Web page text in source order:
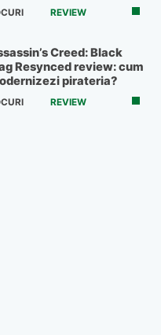
REVIEW
Creed: Black
Resynced review: cum
pirateria?
REVIEW